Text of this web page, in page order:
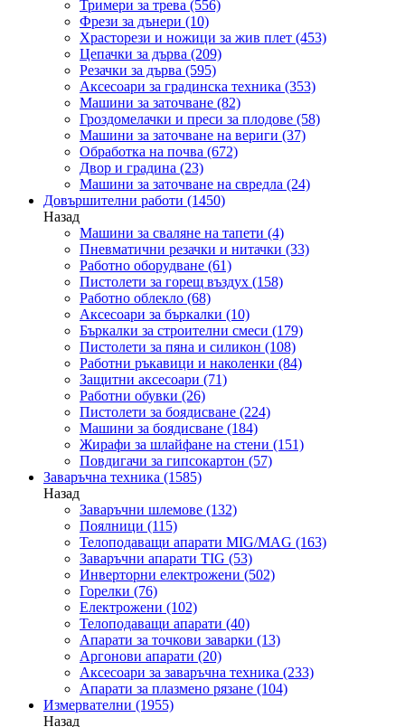
Тримери за трева (556)
Фрези за дънери (10)
Храсторези и ножици за жив плет (453)
Цепачки за дърва (209)
Резачки за дърва (595)
Аксесоари за градинска техника (353)
Машини за заточване (82)
Гроздомелачки и преси за плодове (58)
Машини за заточване на вериги (37)
Обработка на почва (672)
Двор и градина (23)
Машини за заточване на свредла (24)
Довършителни работи (1450)
Назад
Машини за сваляне на тапети (4)
Пневматични резачки и нитачки (33)
Работно оборудване (61)
Пистолети за горещ въздух (158)
Работно облекло (68)
Аксесоари за бъркалки (10)
Бъркалки за строителни смеси (179)
Пистолети за пяна и силикон (108)
Работни ръкавици и наколенки (84)
Защитни аксесоари (71)
Работни обувки (26)
Пистолети за боядисване (224)
Машини за боядисване (184)
Жирафи за шлайфане на стени (151)
Повдигачи за гипсокартон (57)
Заваръчна техника (1585)
Назад
Заваръчни шлемове (132)
Поялници (115)
Телоподаващи апарати MIG/MAG (163)
Заваръчни апарати TIG (53)
Инверторни електрожени (502)
Горелки (76)
Електрожени (102)
Телоподаващи апарати (40)
Апарати за точкови заварки (13)
Аргонови апарати (20)
Аксесоари за заваръчна техника (233)
Апарати за плазмено рязане (104)
Измервателни (1955)
Назад